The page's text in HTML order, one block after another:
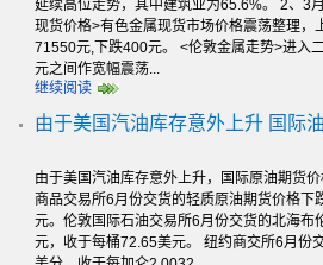
延续高位走势，其中建筑业为65.6%。 2、3
现货价格>有色金属现货市场价格震荡整理，
71550元,下跌400元。 <伦敦金属走势>进入
元之间作宽幅震荡...
继续阅读
由于美国汽油库存意外上升 国际
由于美国汽油库存意外上升，国际原油期货
商品交易所6月份交货的轻质原油期货价格
元。伦敦国际石油交易所6月份交货的北海布
元，收于每桶72.65美元。 纽约商交所6月份